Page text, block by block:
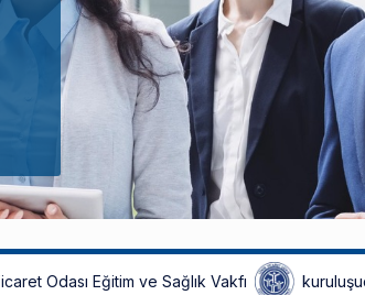
Odası Eğitim ve Sağlık Vakfı